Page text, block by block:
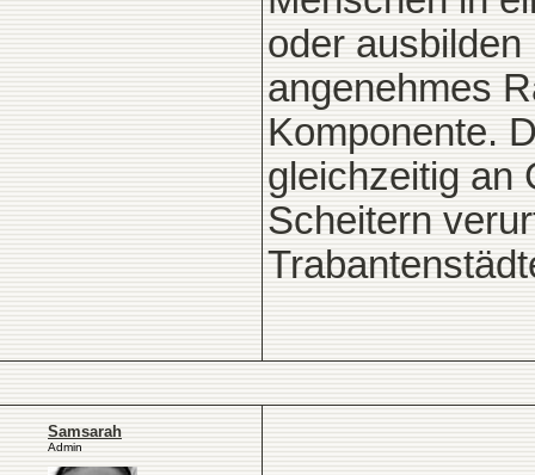
oder
angenehmes
Komponente.
gleichzeitig an
Scheitern
Samsarah
Admin